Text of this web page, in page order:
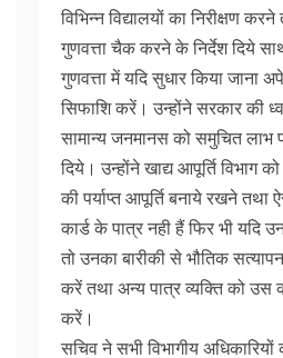
विभिन्न विद्यालयों का निरीक्षण
गुणवत्ता चैक करने के निर्देश दिये
गुणवत्ता में यदि सुधार किया जाना
सिफाशि करें। उन्होंने सरकार की
सामान्य जनमानस को समुचित लाभ
दिये। उन्होंने खाद्य आपूर्ति विभाग
की पर्याप्त आपूर्ति बनाये रखने तथा
कार्ड के पात्र नही हैं फिर भी यदि
तो उनका बारीकी से भौतिक
करें तथा अन्य पात्र व्यक्ति को उस
करें।
सचिव ने सभी विभागीय अधिकारियों